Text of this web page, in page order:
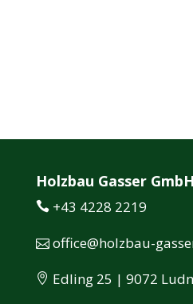
Holzbau Gasser GmbH
+43 4228 2219
office@holzbau-
Edling 25 | 9072